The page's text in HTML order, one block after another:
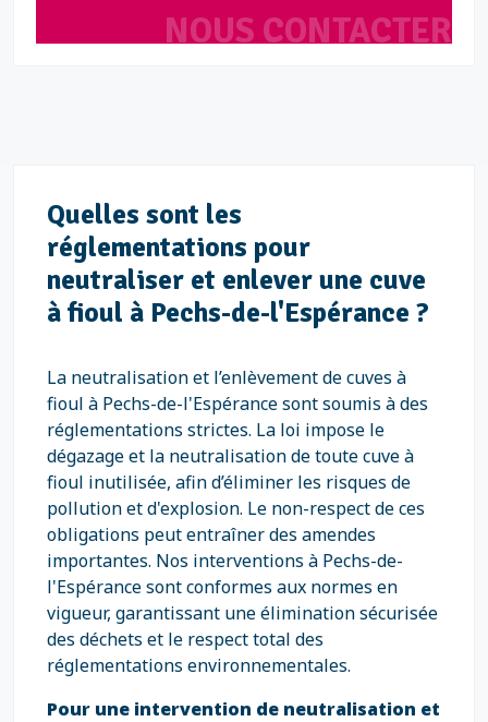
NOUS CONTACTER
Quelles sont les
réglementations pour
neutraliser et enlever une cuve
à fioul à Pechs-de-l'Espérance ?
La neutralisation et l’enlèvement de cuves à
fioul à Pechs-de-l'Espérance sont soumis à des
réglementations strictes. La loi impose le
dégazage et la neutralisation de toute cuve à
fioul inutilisée, afin d’éliminer les risques de
pollution et d'explosion. Le non-respect de ces
obligations peut entraîner des amendes
importantes. Nos interventions à Pechs-de-
l'Espérance sont conformes aux normes en
vigueur, garantissant une élimination sécurisée
des déchets et le respect total des
réglementations environnementales.
Pour une intervention de neutralisation et